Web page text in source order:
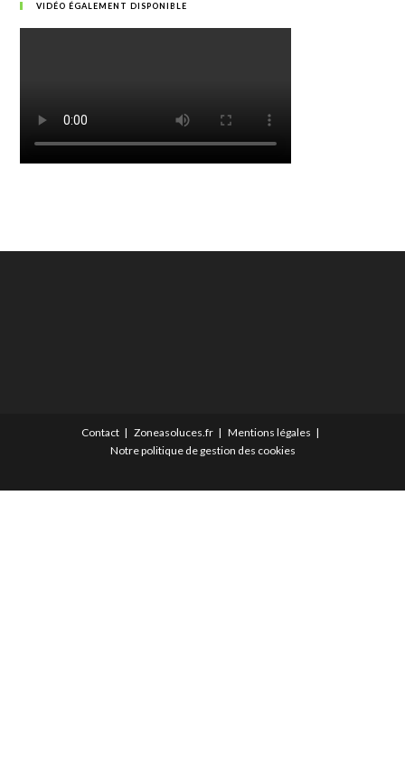
VIDÉO ÉGALEMENT DISPONIBLE
Contact Zoneasoluces.fr
Mentions légales
Notre politique de gestion des cookies